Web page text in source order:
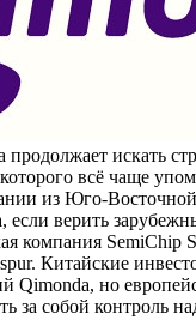
искать
всё чаще
из Юго-
если верить
компания SemiChip
Китайские
Qimonda, но
за собой контроль